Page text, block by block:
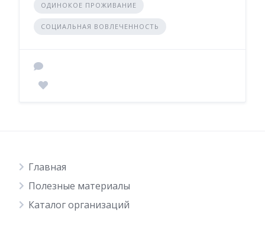
ОДИНОКОЕ ПРОЖИВАНИЕ
СОЦИАЛЬНАЯ ВОВЛЕЧЕННОСТЬ
Главная
Полезные материалы
Каталог организаций